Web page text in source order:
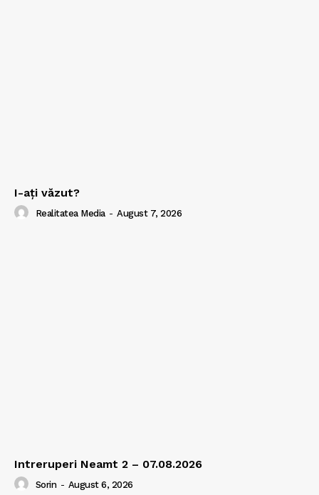
I-aţi văzut?
Realitatea Media - August 7, 2026
Intreruperi Neamt 2 – 07.08.2026
Sorin - August 6, 2026